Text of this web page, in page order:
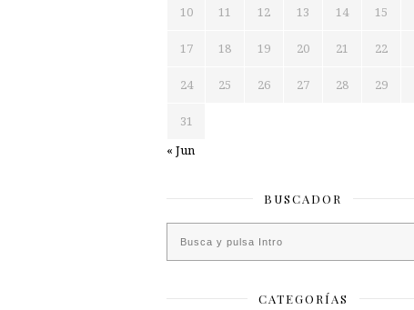
10 11 12 13 14 15
17 18 19 20 21 22
24 25 26 27 28 29
31
« Jun
BUSCADOR
CATEGORÍAS